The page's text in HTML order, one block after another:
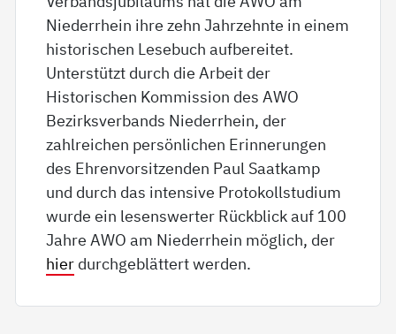
Niederrhein ihre zehn Jahrzehnte in einem
historischen Lesebuch aufbereitet.
Unterstützt durch die Arbeit der
Historischen Kommission des AWO
Bezirksverbands Niederrhein, der
zahlreichen persönlichen Erinnerungen
des Ehrenvorsitzenden Paul Saatkamp
und durch das intensive Protokollstudium
wurde ein lesenswerter Rückblick auf 100
Jahre AWO am Niederrhein möglich, der
hier durchgeblättert werden.